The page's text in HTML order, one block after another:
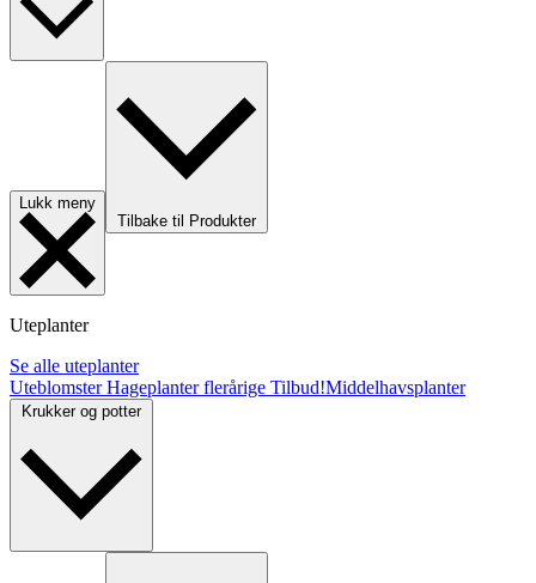
Lukk meny
Tilbake til Produkter
Uteplanter
Se alle uteplanter
UteblomsterHageplanter flerårige Tilbud!Middelhavsplanter
Krukker og potter